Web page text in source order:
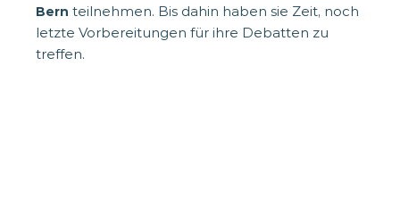
Bern teilnehmen. Bis dahin haben sie Zeit, noch
letzte Vorbereitungen für ihre Debatten zu
treffen.